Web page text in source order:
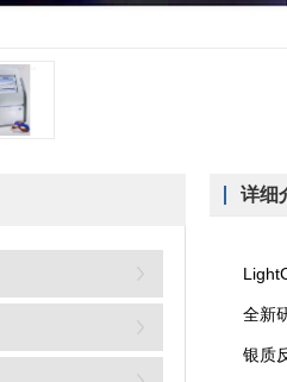
详细
全新研
银质反